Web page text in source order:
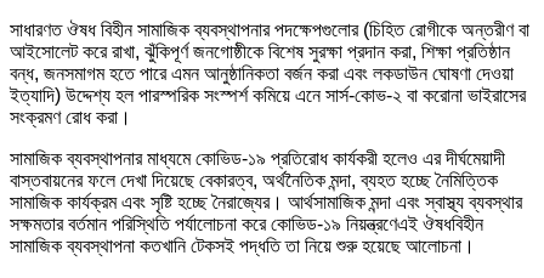
সাধারণত ঔষধ বিহীন সামাজিক ব্যবস্থাপনার পদক্ষেপগুলোর (চিহিত রোগীকে অন্তরীণ বা
আইসোলেট করে রাখা, ঝুঁকিপূর্ণ জনগোষ্ঠীকে বিশেষ সুরক্ষা প্রদান করা, শিক্ষা প্রতিষ্ঠান
বন্ধ, জনসমাগম হতে পারে এমন আনুষ্ঠানিকতা বর্জন করা এবং লকডাউন ঘোষণা দেওয়া
ইত্যাদি) উদ্দেশ্য হল পারস্পরিক সংস্পর্শ কমিয়ে এনে সার্স-কোভ-২ বা করোনা ভাইরাসের
সংক্রমণ রোধ করা।
সামাজিক ব্যবস্থাপনার মাধ্যমে কোভিড-১৯ প্রতিরোধ কার্যকরী হলেও এর দীর্ঘমেয়াদী
বাস্তবায়নের ফলে দেখা দিয়েছে বেকারত্ব, অর্থনৈতিক মন্দা, ব্যহত হচ্ছে নৈমিত্তিক
সামাজিক কার্যক্রম এবং সৃষ্টি হচ্ছে নৈরাজ্যের। আর্থসামাজিক মন্দা এবং স্বাস্থ্য ব্যবস্থার
সক্ষমতার বর্তমান পরিস্থিতি পর্যালোচনা করে কোভিড-১৯ নিয়ন্ত্রণেএই ঔষধবিহীন
সামাজিক ব্যবস্থাপনা কতখানি টেকসই পদ্ধতি তা নিয়ে শুরু হয়েছে আলোচনা।